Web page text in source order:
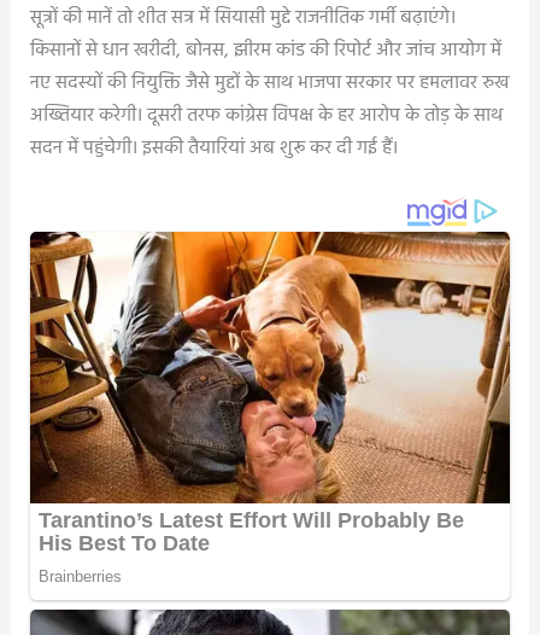
सूत्रों की मानें तो शीत सत्र में सियासी मुद्दे राजनीतिक गर्मी बढ़ाएंगे।
किसानों से धान खरीदी, बोनस, झीरम कांड की रिपोर्ट और जांच आयोग में
नए सदस्यों की नियुक्ति जैसे मुद्दों के साथ भाजपा सरकार पर हमलावर रुख
अख्तियार करेगी। दूसरी तरफ कांग्रेस विपक्ष के हर आरोप के तोड़ के साथ
सदन में पहुंचेगी। इसकी तैयारियां अब शुरू कर दी गई हैं।